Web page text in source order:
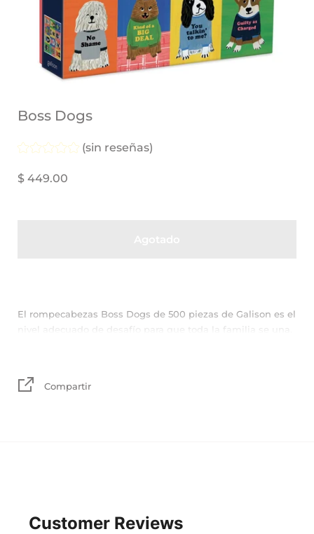
Boss Dogs
(sin reseñas)
$ 449.00
El rompecabezas Boss Dogs de 500 piezas de Galison es el
nivel adecuado de desafío para que toda la familia se una.
Compartir
Customer Reviews